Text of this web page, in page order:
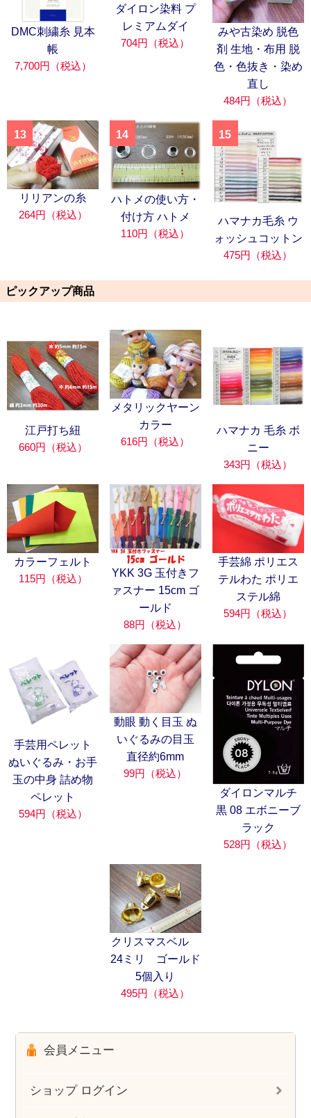
DMC刺繍糸 見本
帳
7,700円（税込）
ダイロン染料 プ
レミアムダイ
704円（税込）
みや古染め 脱色
剤 生地・布用 脱
色・色抜き・染め
直し
484円（税込）
13
リリアンの糸
264円（税込）
14
ハトメの使い方・
付け方 ハトメ
110円（税込）
15
ハマナカ毛糸 ウ
ォッシュコットン
475円（税込）
ピックアップ商品
江戸打ち紐
660円（税込）
メタリックヤーン
カラー
616円（税込）
ハマナカ 毛糸 ボ
ニー
343円（税込）
カラーフェルト
115円（税込）
YKK 3G 玉付きフ
ァスナー 15cm ゴ
ールド
88円（税込）
手芸綿 ポリエス
テルわた ポリエ
ステル綿
594円（税込）
手芸用ペレット
ぬいぐるみ・お手
玉の中身 詰め物
ペレット
594円（税込）
動眼 動く目玉 ぬ
いぐるみの目玉
直径約6mm
99円（税込）
ダイロンマルチ
黒 08 エボニーブ
ラック
528円（税込）
クリスマスベル
24ミリ ゴールド
5個入り
495円（税込）
会員メニュー
ショップ ログイン